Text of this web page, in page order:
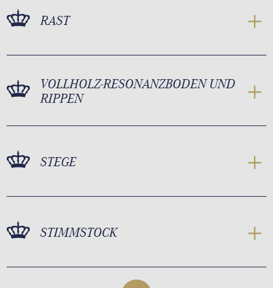
RAST
VOLLHOLZ-RESONANZBODEN UND
RIPPEN
STEGE
STIMMSTOCK